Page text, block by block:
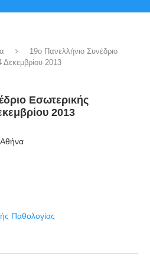
19ο Πανελλήνιο Συνέδριο
Δεκεμβρίου 2013
Εσωτερικής
2013
Παθολογίας